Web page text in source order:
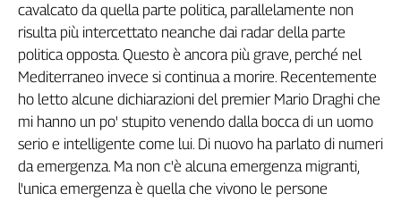
Adige
Calabria
Campania
Emilia-
Romagna
Venezia
Giulia
cavalcato da quella parte politica, parallelamente non
risulta più intercettato neanche dai radar della parte
politica opposta. Questo è ancora più grave, perché nel
Mediterraneo invece si continua a morire. Recentemente
ho letto alcune dichiarazioni del premier Mario Draghi che
mi hanno un po' stupito venendo dalla bocca di un uomo
serio e intelligente come lui. Di nuovo ha parlato di numeri
da emergenza. Ma non c'è alcuna emergenza migranti,
l'unica emergenza è quella che vivono le persone